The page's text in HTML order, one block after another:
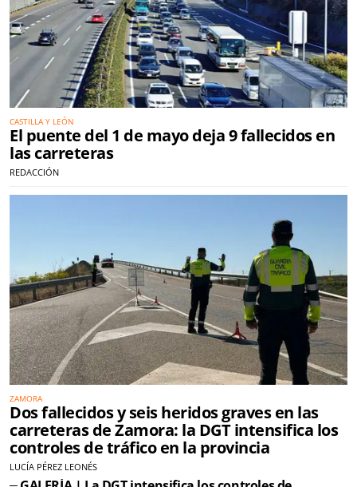
CASTILLA Y LEÓN
El puente del 1 de mayo deja 9 fallecidos en
las carreteras
REDACCIÓN
ZAMORA
Dos fallecidos y seis heridos graves en las
carreteras de Zamora: la DGT intensifica los
controles de tráfico en la provincia
LUCÍA PÉREZ LEONÉS